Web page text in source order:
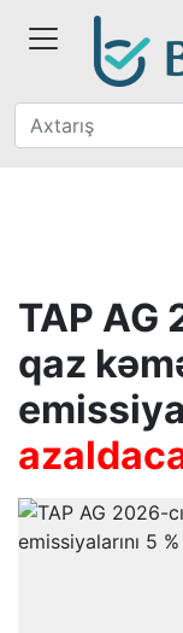
TAP AG
qaz